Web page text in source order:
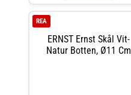
ERNST Ernst Skål Vit-
Natur Botten, Ø11 Cm
REA